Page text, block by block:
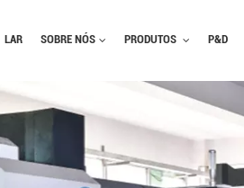
LAR SOBRE NÓS PRODUTOS P&D